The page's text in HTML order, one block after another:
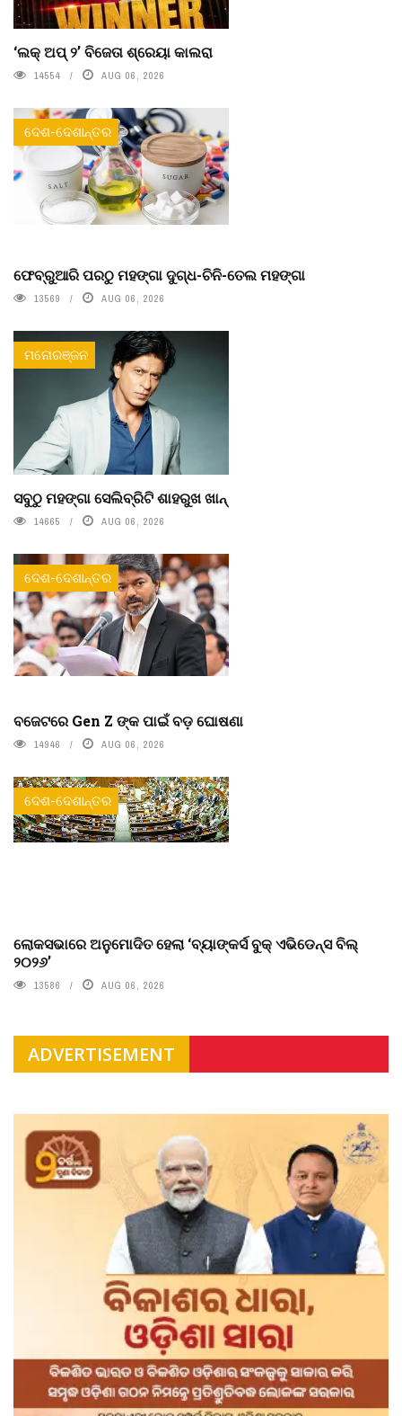
‘ଲକ୍ ଅପ୍ ୨’ ବିଜେତା ଶ୍ରେୟା କାଲରା
14554 AUG 06, 2026
ଦେଶ-ଦେଶାନ୍ତର
ଫେବ୍ରୁଆରି ପରଠୁ ମହଙ୍ଗା ଦୁଗ୍ଧ-ଚିନି-ତେଲ ମହଙ୍ଗା
13569 AUG 06, 2026
ମନୋରଞ୍ଜନ
ସବୁଠୁ ମହଙ୍ଗା ସେଲିବ୍ରିଟି ଶାହରୁଖ ଖାନ୍
14665 AUG 06, 2026
ଦେଶ-ଦେଶାନ୍ତର
ବଜେଟରେ Gen Z ଙ୍କ ପାଇଁ ବଡ଼ ଘୋଷଣା
14946 AUG 06, 2026
ଦେଶ-ଦେଶାନ୍ତର
ଲୋକସଭାରେ ଅନୁମୋଦିତ ହେଲା ‘ବ୍ୟାଙ୍କର୍ସ ବୁକ୍ ଏଭିଡେନ୍ସ ବିଲ୍
୨୦୨୬’
13586 AUG 06, 2026
ADVERTISEMENT